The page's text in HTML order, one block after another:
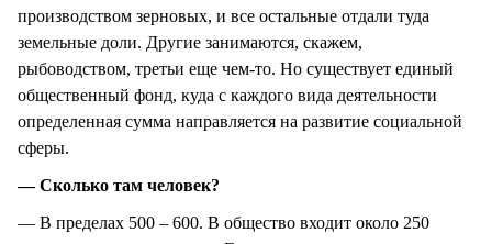
производством зерновых, и все остальные отдали туда
земельные доли. Другие занимаются, скажем,
рыбоводством, третьи еще чем-то. Но существует единый
общественный фонд, куда с каждого вида деятельности
определенная сумма направляется на развитие социальной
сферы.
— Сколько там человек?
— В пределах 500 – 600. В общество входит около 250